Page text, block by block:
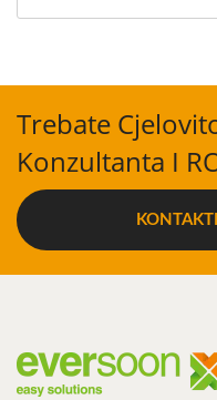
Trebate
Konzultanta I